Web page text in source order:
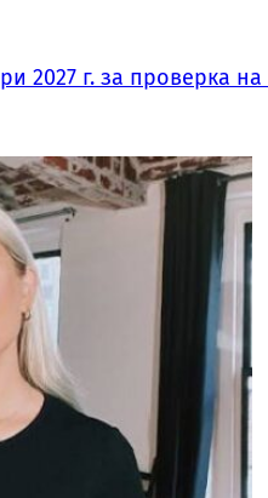
2027 г. за проверка